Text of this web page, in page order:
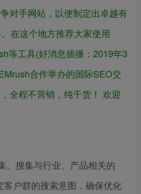
对手网站，以便制定出卓越有
在这个地方推荐大家使用
等工具(好消息插播：2019年3
合作举办的国际SEO交
全程不营销，纯干货！ 欢迎
。搜集与行业、产品相关的
客户群的搜索意图，确保优化